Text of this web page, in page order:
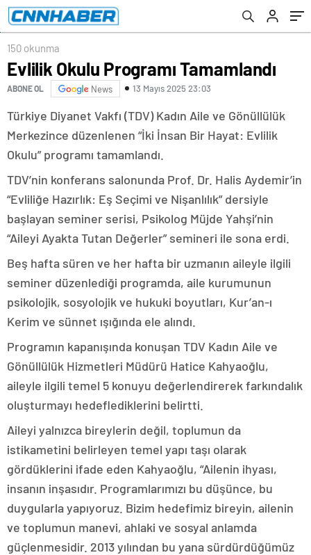
150 okunma
Evlilik Okulu Programı Tamamlandı
ABONE OL News 13 Mayıs 2025 23:03
Türkiye Diyanet Vakfı (TDV) Kadın Aile ve Gönüllülük
Merkezince düzenlenen “İki İnsan Bir Hayat: Evlilik
Okulu” programı tamamlandı.
TDV’nin konferans salonunda Prof. Dr. Halis Aydemir’in
“Evliliğe Hazırlık: Eş Seçimi ve Nişanlılık” dersiyle
başlayan seminer serisi, Psikolog Müjde Yahşi’nin
“Aileyi Ayakta Tutan Değerler” semineri ile sona erdi.
Beş hafta süren ve her hafta bir uzmanın aileyle ilgili
seminer düzenlediği programda, aile kurumunun
psikolojik, sosyolojik ve hukuki boyutları, Kur’an-ı
Kerim ve sünnet ışığında ele alındı.
Programın kapanışında konuşan TDV Kadın Aile ve
Gönüllülük Hizmetleri Müdürü Hatice Kahyaoğlu,
aileyle ilgili temel 5 konuyu değerlendirerek farkındalık
oluşturmayı hedeflediklerini belirtti.
Aileyi yalnızca bireylerin değil, toplumun da
istikametini belirleyen temel yapı taşı olarak
gördüklerini ifade eden Kahyaoğlu, “Ailenin ihyası,
insanın inşasıdır. Programlarımızı bu düşünce, bu
duygularla yapıyoruz. Bizim hedefimiz bireyin, ailenin
ve toplumun manevi, ahlaki ve sosyal anlamda
güçlenmesidir. 2013 yılından bu yana sürdürdüğümüz